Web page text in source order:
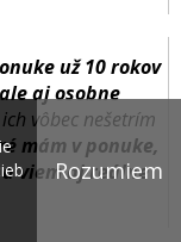
už 10 rokov
aj osobne
vôbec nešetrím
mám v ponuke,
viem aj reálne
Rozumiem